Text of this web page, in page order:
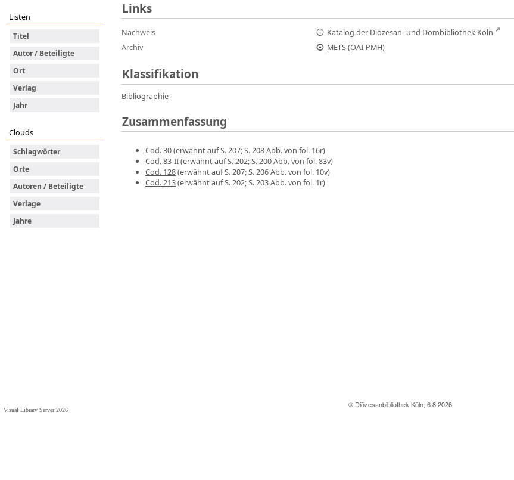
© Diözesanbibliothek Köln, 6.8.2026
Visual Library Server 2026
Listen
Titel
Autor / Beteiligte
Ort
Verlag
Jahr
Clouds
Schlagwörter
Orte
Autoren / Beteiligte
Verlage
Jahre
Links
Nachweis
Katalog der Diözesan- und Dombibliothek Köln
Archiv
METS (OAI-PMH)
Klassifikation
Bibliographie
Zusammenfassung
Cod. 30(erwähnt auf S. 207; S. 208 Abb. von fol. 16r)
Cod. 83-II(erwähnt auf S. 202; S. 200 Abb. von fol. 83v)
Cod. 128(erwähnt auf S. 207; S. 206 Abb. von fol. 10v)
Cod. 213(erwähnt auf S. 202; S. 203 Abb. von fol. 1r)